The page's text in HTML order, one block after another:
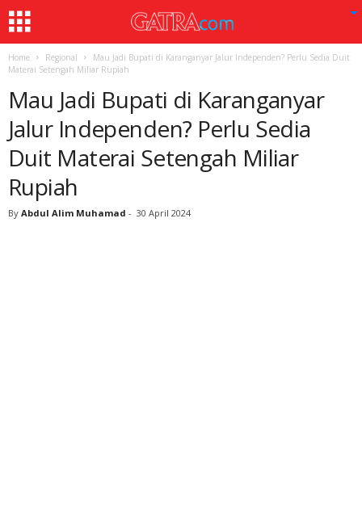
Home Regional
Mau Jadi Bupati di Karanganyar Jalur Independen? Perlu Sedia Duit
Materai Setengah Miliar Rupiah
Mau Jadi Bupati di Karanganyar
Jalur Independen? Perlu Sedia
Duit Materai Setengah Miliar
Rupiah
By Abdul Alim Muhamad - 30 April 2024